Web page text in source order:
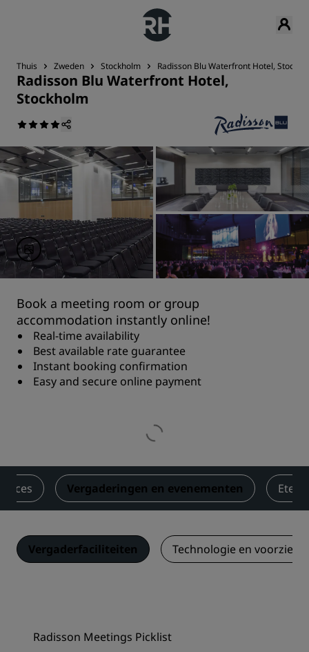
Thuis Zweden Stockholm Radisson Blu Waterfront Hotel,
Radisson Blu Waterfront Hotel,
Stockholm
Book a meeting room or group
accommodation instantly online!
Real-time availability
Best available rate guarantee
Instant booking confirmation
Easy and secure online payment
Vergaderingen en evenementen Eten
Vergaderfaciliteiten Technologie en
Radisson Meetings Picklist